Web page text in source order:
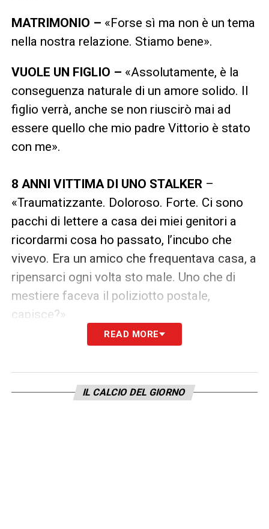
MATRIMONIO – «Forse sì ma non è un tema
nella nostra relazione. Stiamo bene».
VUOLE UN FIGLIO – «Assolutamente, è la
conseguenza naturale di un amore solido. Il
figlio verrà, anche se non riuscirò mai ad
essere quello che mio padre Vittorio è stato
con me».
8 ANNI VITTIMA DI UNO STALKER –
«Traumatizzante. Doloroso. Forte. Ci sono
pacchi di lettere a casa dei miei genitori a
ricordarmi cosa ho passato, l’incubo che
vivevo. Era un amico che frequentava casa, a
ripensarci ogni volta sto male. Uno che di
mestiere faceva il poliziotto postale,
capisce?»
LE LETTERE –«Papà aveva messo le lettere
rileggeva ogni volta per capire chi potesse
essere l’autore. Ce lo avevamo in casa, fu lui
READ MORE
IL CALCIO DEL GIORNO